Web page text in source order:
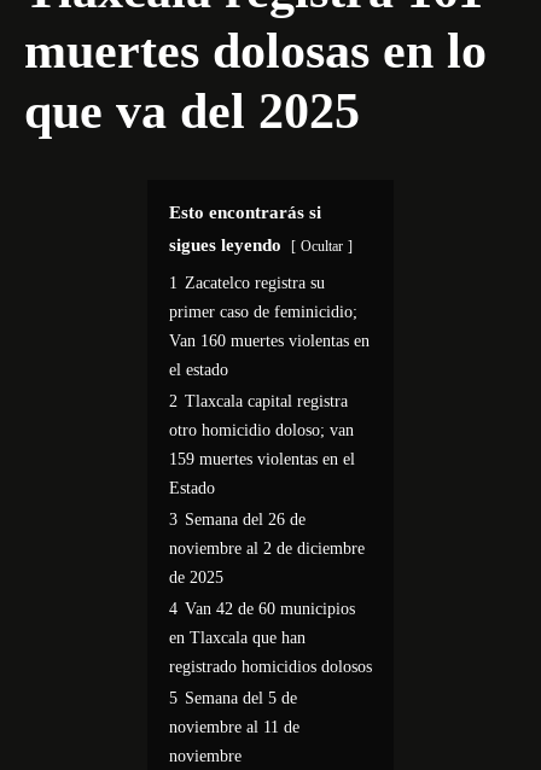
muertes dolosas en lo
que va del 2025
Esto encontrarás si
sigues leyendo
Ocultar
1 Zacatelco registra su
primer caso de feminicidio;
Van 160 muertes violentas en
el estado
2 Tlaxcala capital registra
otro homicidio doloso; van
159 muertes violentas en el
Estado
3 Semana del 26 de
noviembre al 2 de diciembre
de 2025
4 Van 42 de 60 municipios
en Tlaxcala que han
registrado homicidios dolosos
5 Semana del 5 de
noviembre al 11 de
noviembre